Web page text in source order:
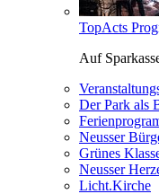
TopActs
Auf
Der Park als
Neusser
Grünes
Neusser
Licht.Kirche